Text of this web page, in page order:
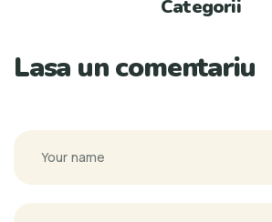
Categorii
Lasa un comentariu